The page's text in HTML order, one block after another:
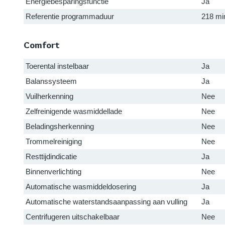
Referentie programmaduur
218
Comfort
Toerental instelbaar
Ja
Balanssysteem
Ja
Vuilherkenning
Nee
Zelfreinigende wasmiddellade
Nee
Beladingsherkenning
Nee
Trommelreiniging
Nee
Resttijdindicatie
Ja
Binnenverlichting
Nee
Automatische wasmiddeldosering
Ja
Automatische waterstandsaanpassing aan vulling
Ja
Centrifugeren uitschakelbaar
Nee